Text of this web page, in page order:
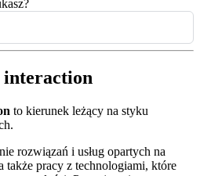
interaction
to kierunek leżący na styku
rozwiązań i usług opartych na
także pracy z technologiami, które